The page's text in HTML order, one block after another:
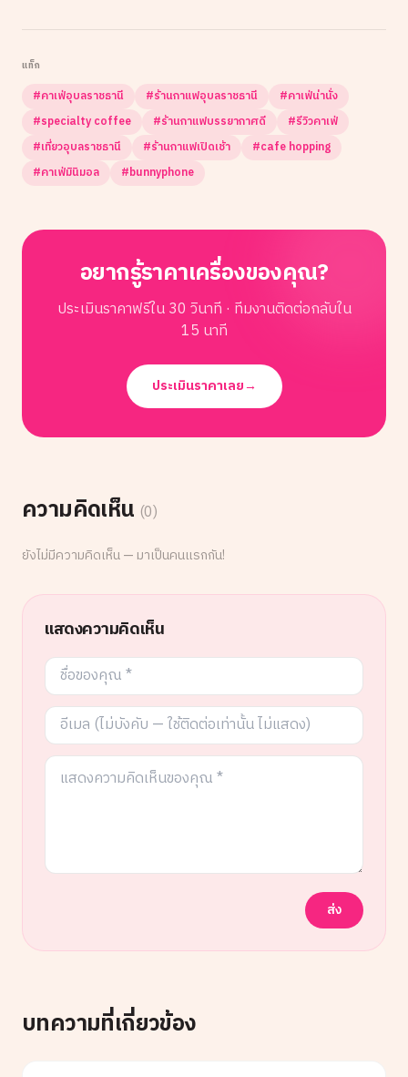
แท็ก
#คาเฟ่อุบลราชธานี #ร้านกาแฟอุบลราชธานี #คาเฟ่น่านั่ง
#specialty coffee #ร้านกาแฟบรรยากาศดี #รีวิวคาเฟ่
#เที่ยวอุบลราชธานี #ร้านกาแฟเปิดเช้า #cafe hopping
#คาเฟ่มินิมอล #bunnyphone
อยากรู้ราคาเครื่องของคุณ?
ประเมินราคาฟรีใน 30 วินาที · ทีมงานติดต่อกลับใน
15 นาที
ประเมินราคาเลย→
ความคิดเห็น (0)
ยังไม่มีความคิดเห็น — มาเป็นคนแรกกัน!
แสดงความคิดเห็น
ส่ง
บทความที่เกี่ยวข้อง